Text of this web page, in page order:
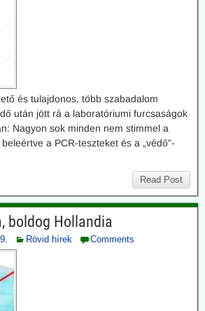
és tulajdonos, több szabadalom
után jött rá a laboratóriumi furcsaságok
Nagyon sok minden nem stimmel a
a PCR-teszteket és a „védő”-
Read Post
boldog Hollandia
Rövid hírek Comments